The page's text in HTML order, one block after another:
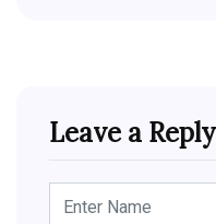
Leave a Reply